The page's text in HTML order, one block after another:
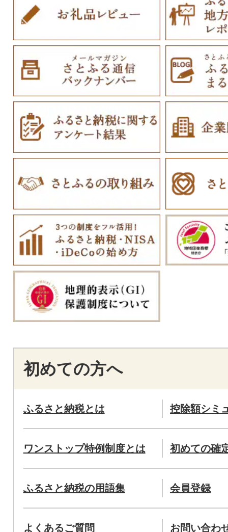
初めての方へ
ふるさと納税とは 控除額シミ
ワンストップ特例制度とは 初めての確
ふるさと納税の用語集 会員登録
よくあるご質問 お問い合わ